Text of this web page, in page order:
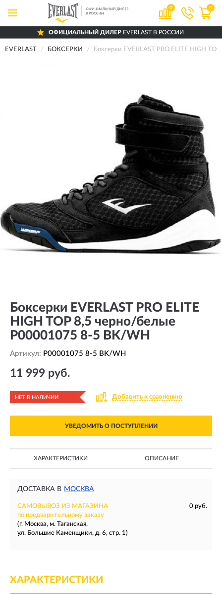
0 0
ОФИЦИАЛЬНЫЙ ДИЛЕР EVERLAST В РОССИИ
EVERLAST БОКСЕРКИ Боксерки EVERLAST PRO ELITE HIGH
Боксерки EVERLAST PRO ELITE
HIGH TOP 8,5 черно/белые
P00001075 8-5 BK/WH
Артикул: P00001075 8-5 BK/WH
11 999 руб.
НЕТ В НАЛИЧИИ Добавить к сравнению
УВЕДОМИТЬ О ПОСТУПЛЕНИИ
ХАРАКТЕРИСТИКИ ОПИСАНИЕ
ДОСТАВКА В МОСКВА
САМОВЫВОЗ ИЗ МАГАЗИНА
0 руб.
по предварительному заказу
(г. Москва, м. Таганская,
ул. Большие Каменщики, д. 6, стр. 1)
ХАРАКТЕРИСТИКИ